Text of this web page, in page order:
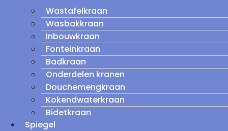
Wastafelkraan
Wasbakkraan
Inbouwkraan
Fonteinkraan
Badkraan
Onderdelen kranen
Douchemengkraan
Kokendwaterkraan
Bidetkraan
Spiegel